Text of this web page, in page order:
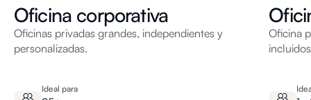
Oficina corporativa
Oficinas privadas grandes, independientes y
personalizadas.
Ideal para
Oficina